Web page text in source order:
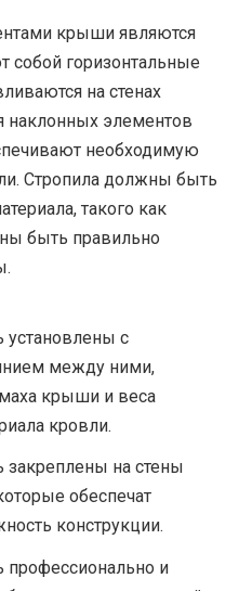
крыши являются
собой горизонтальные
на стенах
наклонных элементов
необходимую
Стропила должны быть
такого как
быть правильно
с
между ними,
крыши и веса
кровли.
на стены
обеспечат
конструкции.
и